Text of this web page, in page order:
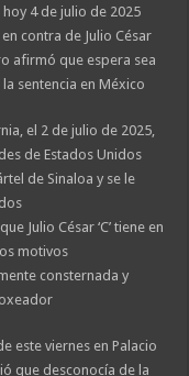
4 de julio de 2025
contra de Julio César
afirmó que espera sea
sentencia en México
el 2 de julio de 2025,
de Estados Unidos
de Sinaloa y se le
Julio César ‘C’ tiene en
motivos
consternada y
este viernes en Palacio
que desconocía de la